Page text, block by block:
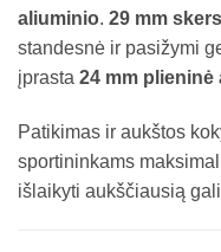
aliuminio. 29 mm
standesnė ir pasižymi
įprasta 24 mm plieninė
Patikimas ir aukštos
sportininkams
išlaikyti aukščiausią